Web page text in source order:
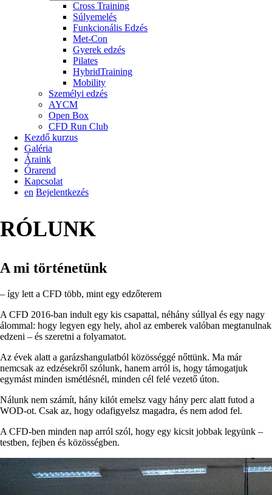
Cross Training
Súlyemelés
Funkcionális Edzés
Met-Con
Gyerek edzés
Pilates
HybridTraining
Mobility
Személyi edzés
AYCM
Open Box
CFD Run Club
Kezdő kurzus
Galéria
Áraink
Órarend
Kapcsolat
en Bejelentkezés
RÓLUNK
A mi történetünk
– így lett a CFD több, mint egy edzőterem
A CFD 2016-ban indult egy kis csapattal, néhány súllyal és egy nagy
álommal: hogy legyen egy hely, ahol az emberek valóban megtanulnak
edzeni – és szeretni a folyamatot.
Az évek alatt a garázshangulatból közösséggé nőttünk. Ma már
nemcsak az edzésekről szólunk, hanem arról is, hogy támogatjuk
egymást minden ismétlésnél, minden cél felé vezető úton.
Nálunk nem számít, hány kilót emelsz vagy hány perc alatt futod a
WOD-ot. Csak az, hogy odafigyelsz magadra, és nem adod fel.
A CFD-ben minden nap arról szól, hogy egy kicsit jobbak legyünk –
testben, fejben és közösségben.